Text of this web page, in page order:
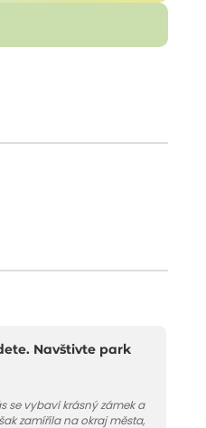
Navštivte park
se vybaví krásný zámek a
zamířila na okraj města,